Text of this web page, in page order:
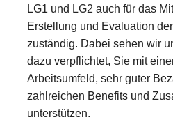
LG1 und LG2 auch für das
Erstellung und Evaluation
zuständig. Dabei sehen wir
dazu verpflichtet, Sie mit
Arbeitsumfeld, sehr guter
zahlreichen Benefits und
unterstützen.